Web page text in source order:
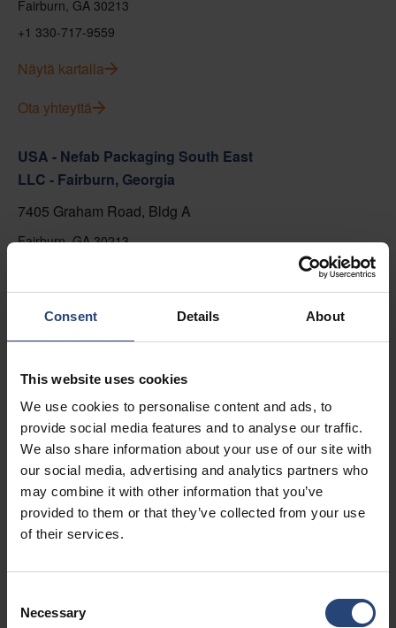
Consent Details About
This website uses cookies
We use cookies to personalise content and ads, to
provide social media features and to analyse our traffic.
We also share information about your use of our site with
our social media, advertising and analytics partners who
may combine it with other information that you’ve
provided to them or that they’ve collected from your use
of their services.
Selection
Necessary
Fairburn, GA 30213
+1 330-717-9559
Näytä kartalla
Ota yhteyttä
USA - Nefab Packaging South East
LLC - Fairburn, Georgia
7405 Graham Road, Bldg A
Fairburn, GA 30213
Ota yhteyttä
Illinois
1539 Hunter Rd
Hanover Park, IL 60133
+1 630-451-5345 x50103
Näytä kartalla
Ota yhteyttä